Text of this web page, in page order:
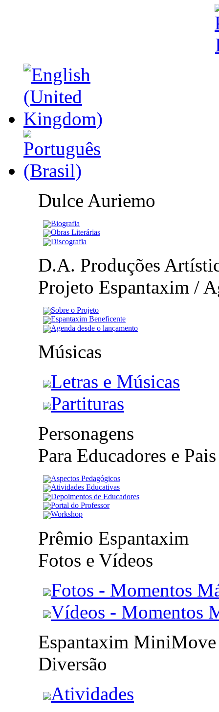
Dulce Auriemo
Biografia
Obras Literárias
Discografia
D.A. Produções
Projeto Espantaxim /
Sobre o Projeto
Espantaxim Beneficente
Agenda desde o lançamento
Músicas
Letras e Músicas
Partituras
Personagens
Para Educadores e Pais
Aspectos Pedagógicos
Atividades Educativas
Depoimentos de Educadores
Portal do Professor
Workshop
Prêmio Espantaxim
Fotos e Vídeos
Fotos - Momentos
Vídeos - Momentos
Espantaxim MiniMove
Diversão
Atividades